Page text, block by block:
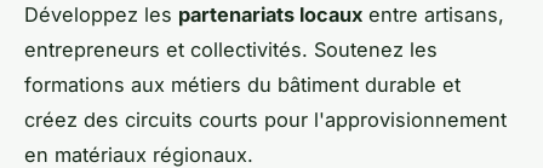
Développez les partenariats locaux entre artisans,
entrepreneurs et collectivités. Soutenez les
formations aux métiers du bâtiment durable et
créez des circuits courts pour l'approvisionnement
en matériaux régionaux.